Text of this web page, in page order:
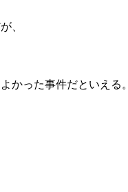
、
かった事件だといえる。